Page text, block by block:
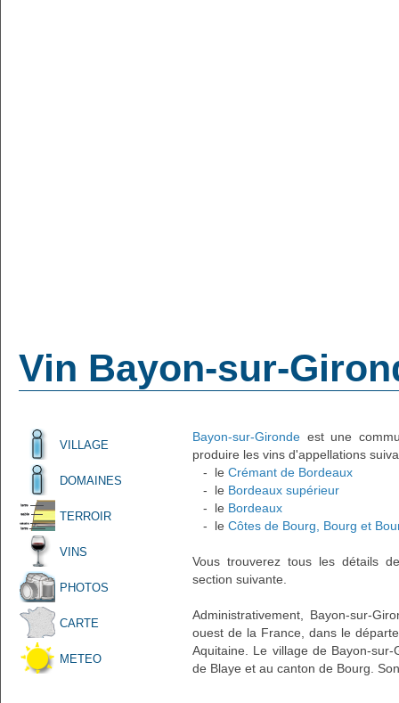
Vin Bayon-sur-
VILLAGE
DOMAINES
TERROIR
VINS
PHOTOS
CARTE
METEO
Bayon-sur-Gironde est une
produire les vins d'appellations
- le Crémant de Bordeaux
- le Bordeaux supérieur
- le Bordeaux
- le Côtes de Bourg, Bourg et
Vous trouverez tous les détails
section suivante.
Administrativement, Bayon-sur-
ouest de la France, dans le
Aquitaine. Le village de Bayon-
de Blaye et au canton de Bourg.